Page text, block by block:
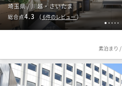
1 2 3 4 5
埼玉県 / 川越・さいたま
総合点4.3 （ 6件のレビュー）
素泊まり /